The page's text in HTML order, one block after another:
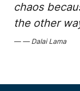
chaos
the other
Dalai Lama